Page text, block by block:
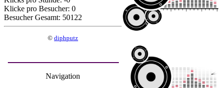
Klicke pro Besucher: 0
Besucher Gesamt: 50122
© diphputz
Navigation